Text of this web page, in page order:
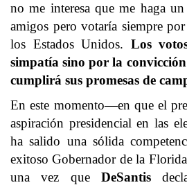
no me interesa que me haga
amigos pero votaría siempre
los Estados Unidos. Los
simpatía sino por la
cumplirá sus promesas de
En este momento—en que el
aspiración presidencial en las
ha salido una sólida
exitoso Gobernador de la
una vez que DeSantis